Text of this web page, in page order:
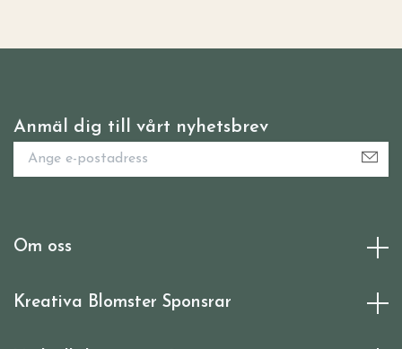
Anmäl dig till vårt nyhetsbrev
Om oss
Kreativa Blomster Sponsrar